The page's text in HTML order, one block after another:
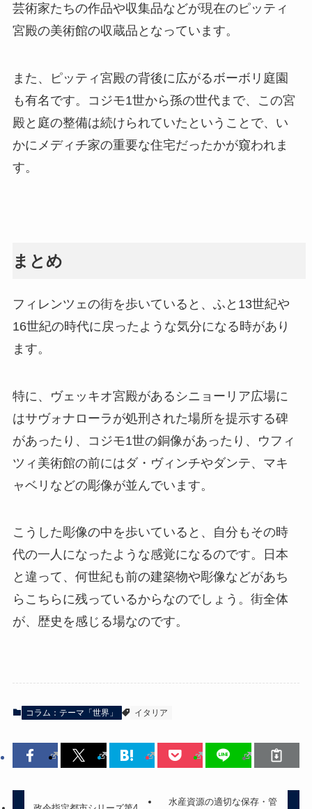
芸術家たちの作品や収集品などが現在のピッティ
宮殿の美術館の収蔵品となっています。
また、ピッティ宮殿の背後に広がるボーボリ庭園
も有名です。コジモ1世から孫の世代まで、この宮
殿と庭の整備は続けられていたということで、い
かにメディチ家の重要な住宅だったかが窺われま
す。
まとめ
フィレンツェの街を歩いていると、ふと13世紀や
16世紀の時代に戻ったような気分になる時があり
ます。
特に、ヴェッキオ宮殿があるシニョーリア広場に
はサヴォナローラが処刑された場所を提示する碑
があったり、コジモ1世の銅像があったり、ウフィ
ツィ美術館の前にはダ・ヴィンチやダンテ、マキ
ャベリなどの彫像が並んでいます。
こうした彫像の中を歩いていると、自分もその時
代の一人になったような感覚になるのです。日本
と違って、何世紀も前の建築物や彫像などがあち
らこちらに残っているからなのでしょう。街全体
が、歴史を感じる場なのです。
コラム：テーマ「世界」 イタリア
水産資源の適切な保存・管